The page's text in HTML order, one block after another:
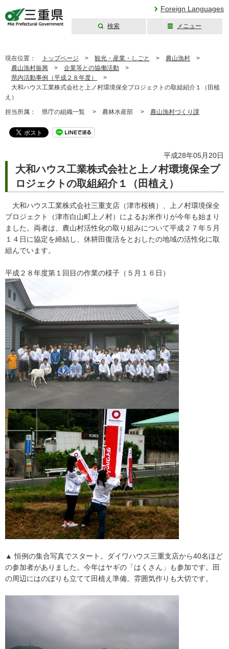
Foreign Languages
検索 メニュー
現在位置： トップページ > 観光・産業・しごと > 農山漁村 >
農山漁村振興 > 企業等との協働活動 >
県内活動事例（平成２８年度）
>
大和ハウス工業株式会社と上ノ村環境保全プロジェクトの取組紹介１（田植
え）
担当所属： 県庁の組織一覧 > 農林水産部 > 農山漁村づくり課
平成28年05月20日
大和ハウス工業株式会社と上ノ村環境保全プ
ロジェクトの取組紹介１（田植え）
大和ハウス工業株式会社三重支店（津市桜橋）、上ノ村環境保全
プロジェクト（津市白山町上ノ村）によるお米作りが今年も始まり
ました。両者は、農山村活性化の取り組みについて平成２７年５月
１４日に協定を締結し、休耕田復活をとおしたの地域の活性化に取
組んでいます。
平成２８年度第１回目の作業の様子（５月１６日）
▲ 恒例の集合写真でスタート。ダイワハウス三重支店から40名ほど
の参加者がありました。今年はヤギの「はくさん」も参加です。田
の周辺にはのぼりも立てて田植え準備。雰囲気作りも大切です。